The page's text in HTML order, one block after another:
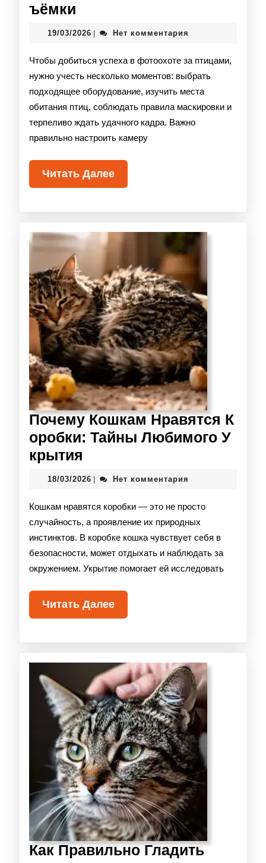
ъёмки
19/03/2026 Нет комментария
Чтобы добиться успеха в фотоохоте за птицами,
нужно учесть несколько моментов: выбрать
подходящее оборудование, изучить места
обитания птиц, соблюдать правила маскировки и
терпеливо ждать удачного кадра. Важно
правильно настроить камеру
Читать Далее
Почему Кошкам Нравятся К
оробки: Тайны Любимого У
крытия
18/03/2026 Нет комментария
Кошкам нравятся коробки — это не просто
случайность, а проявление их природных
инстинктов. В коробке кошка чувствует себя в
безопасности, может отдыхать и наблюдать за
окружением. Укрытие помогает ей исследовать
Читать Далее
Как Правильно Гладить